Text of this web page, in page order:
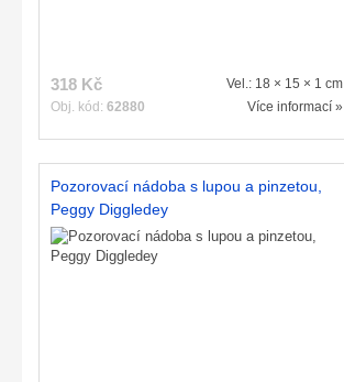
318 Kč
Obj. kód: 62880
Vel.: 18 × 15 × 1 cm
Více informací »
Pozorovací nádoba s lupou a pinzetou,
Peggy Diggledey